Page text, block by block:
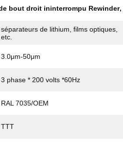
bout droit ininterrompu Rewinder,
séparateurs de lithium, films optiques,
etc.
3.0μm-50μm
3 phase * 200 volts *60Hz
RAL 7035/OEM
TTT